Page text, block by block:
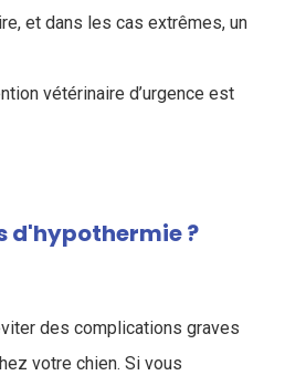
et dans les cas extrêmes, un
vétérinaire d’urgence est
d'hypothermie ?
des complications graves
votre chien. Si vous